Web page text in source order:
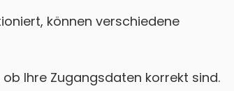
können verschiedene
Ihre Zugangsdaten korrekt sind.